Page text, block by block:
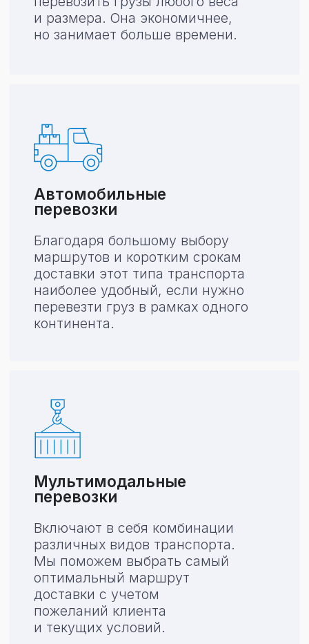
Другие
грузы
Медикаменты
Этапы работы
Этапы
сотрудничества
компанией
Согласование
условий
Обсуждаем
коммерческое,
Рассчет
стоимости
Пожалуйста,оставьте
заявкус подробной
информацией о грузе,
а мы рассчитаем стоимость
логистики
/01